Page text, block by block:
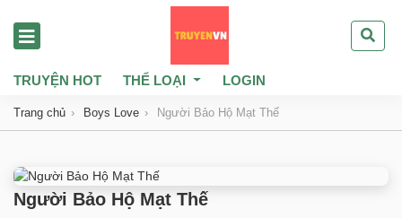
TRUYỆN HOT THỂ LOẠI LOGIN
Trang chủ Boys Love Người Bảo Hộ Mạt Thế
Người Bảo Hộ Mạt Thế